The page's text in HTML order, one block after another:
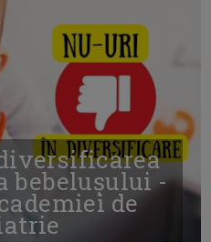
bebelușului -
de